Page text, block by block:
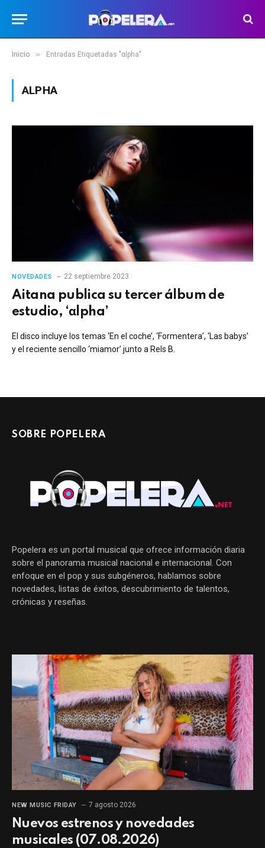
Inicio » Entradas Etiquetadas "αlpha"
ΑLPHA
NOVEDADES 22 septiembre 2023
Aitana publica su tercer álbum de
estudio, ‘αlpha’
El disco incluye los temas ‘En el coche’, ‘Formentera’, ‘Las babys’
y el reciente sencillo ‘miamor’ junto a Rels B.
SOBRE POPELERA
Popelera es un portal musical que ofrece información diaria
sobre el panorama musical nacional e internacional. Con
enfoque en el pop y sus subgéneros, hablamos sobre
novedades, listas de éxitos, descubrimiento de talentos,
crónicas y reseñas.
NEW MUSIC FRIDAY 7 agosto 2026
Nuevos estrenos y novedades
musicales (07.08.2026)